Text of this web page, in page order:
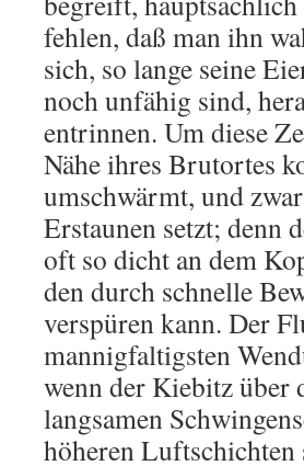
fehlen, daß man ihn
sich, so lange seine
noch unfähig sind,
entrinnen. Um diese
Nähe ihres Brutortes
umschwärmt, und
Erstaunen setzt; denn
oft so dicht an dem
den durch schnelle
verspüren kann. Der
mannigfaltigsten
wenn der Kiebitz über
langsamen
höheren Luftschichten